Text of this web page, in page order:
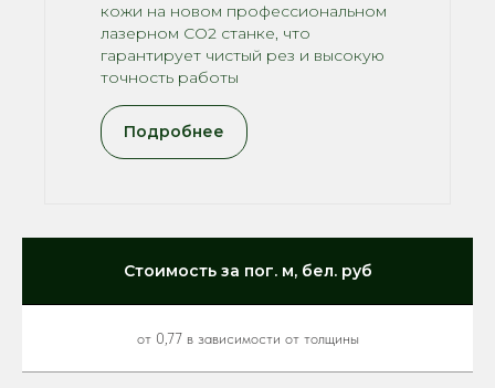
кожи на новом профессиональном
лазерном CO2 станке, что
гарантирует чистый рез и высокую
точность работы
Подробнее
Стоимость за пог. м, бел. руб
от 0,77 в зависимости от толщины